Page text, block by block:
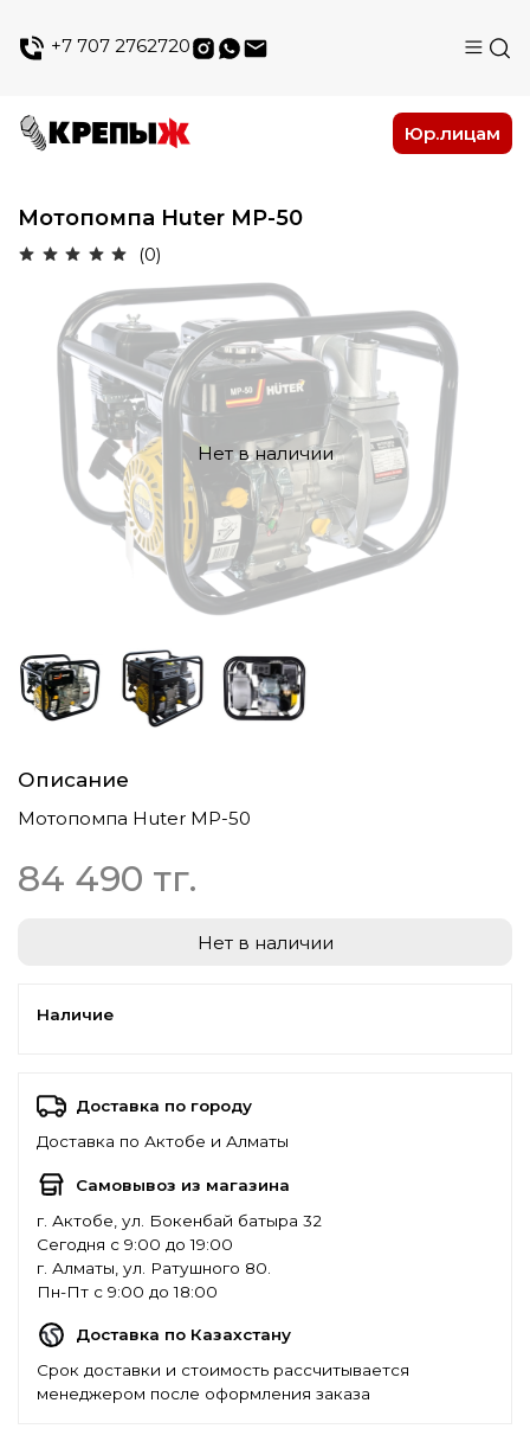
+7 707 2762720
Юр.лицам
Мотопомпа Huter МР-50
(0)
Нет в наличии
Описание
Мотопомпа Huter МР-50
84 490 тг.
Нет в наличии
Наличие
Доставка по городу
Доставка по Актобе и Алматы
Самовывоз из магазина
г. Актобе, ул. Бокенбай батыра 32
Сегодня с 9:00 до 19:00
г. Алматы, ул. Ратушного 80.
Пн-Пт с 9:00 до 18:00
Доставка по Казахстану
Срок доставки и стоимость рассчитывается
менеджером после оформления заказа